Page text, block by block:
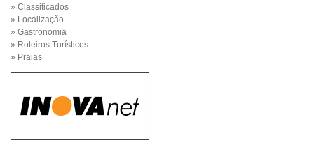
» Classificados
» Localização
» Gastronomia
» Roteiros Turísticos
» Praias